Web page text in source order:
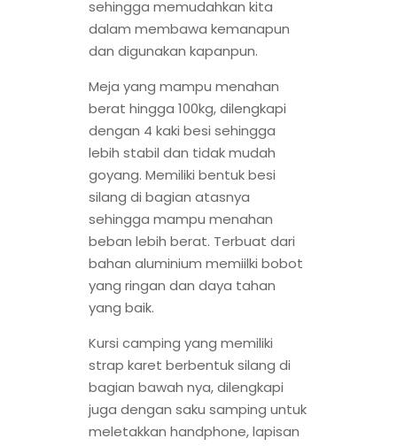
sehingga memudahkan kita
dalam membawa kemanapun
dan digunakan kapanpun.
Meja yang mampu menahan
berat hingga 100kg, dilengkapi
dengan 4 kaki besi sehingga
lebih stabil dan tidak mudah
goyang. Memiliki bentuk besi
silang di bagian atasnya
sehingga mampu menahan
beban lebih berat. Terbuat dari
bahan aluminium memiilki bobot
yang ringan dan daya tahan
yang baik.
Kursi camping yang memiliki
strap karet berbentuk silang di
bagian bawah nya, dilengkapi
juga dengan saku samping untuk
meletakkan handphone, lapisan